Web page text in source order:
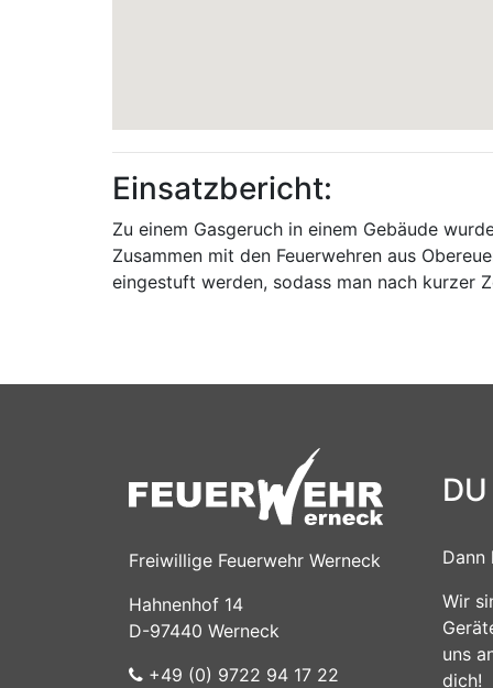
Einsatzbericht:
Zu einem Gasgeruch in einem Gebäude
Zusammen mit den Feuerwehren aus
eingestuft werden, sodass man nach kurzer
Freiwillige Feuerwehr Werneck
Hahnenhof 14
D-97440 Werneck
+49 (0) 9722 94 17 22
Dann
Wir
uns
dich!